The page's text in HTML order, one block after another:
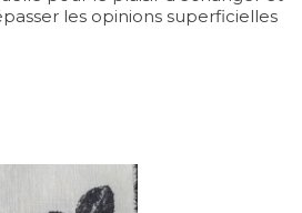
les opinions superficielles